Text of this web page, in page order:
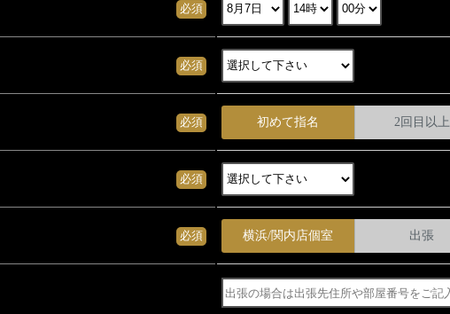
必須
必須
必須 初めて指名 2回目以上
必須
必須 横浜/関内店個室 出張